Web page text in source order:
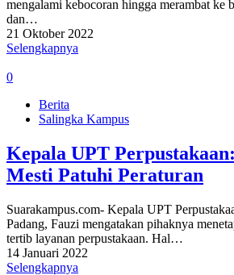
mengalami kebocoran hingga merambat ke
dan…
21 Oktober 2022
Selengkapnya
0
Berita
Salingka Kampus
Kepala UPT
Mesti Patuhi Peraturan
Suarakampus.com- Kepala UPT
Padang, Fauzi mengatakan pihaknya
tertib layanan perpustakaan. Hal…
14 Januari 2022
Selengkapnya